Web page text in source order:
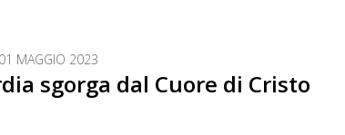
01 MAGGIO 2023
sgorga dal Cuore di Cristo